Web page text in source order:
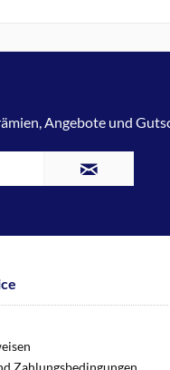
Angebote und
Zahlungsbedingungen